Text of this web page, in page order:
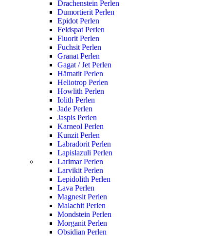
Drachenstein Perlen
Dumortierit Perlen
Epidot Perlen
Feldspat Perlen
Fluorit Perlen
Fuchsit Perlen
Granat Perlen
Gagat / Jet Perlen
Hämatit Perlen
Heliotrop Perlen
Howlith Perlen
Iolith Perlen
Jade Perlen
Jaspis Perlen
Karneol Perlen
Kunzit Perlen
Labradorit Perlen
Lapislazuli Perlen
Larimar Perlen
Larvikit Perlen
Lepidolith Perlen
Lava Perlen
Magnesit Perlen
Malachit Perlen
Mondstein Perlen
Morganit Perlen
Obsidian Perlen